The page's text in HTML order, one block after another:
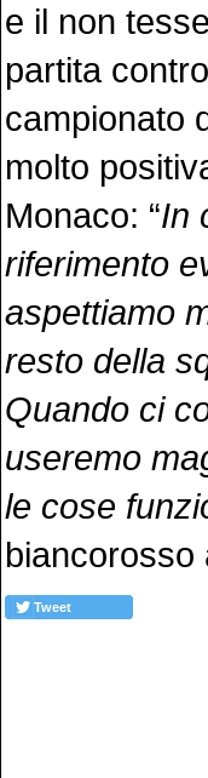
e il non
partita
campionato
molto
Monaco: “In
riferimento
aspettiamo
resto della
Quando ci
useremo
le cose
biancorosso
Tweet